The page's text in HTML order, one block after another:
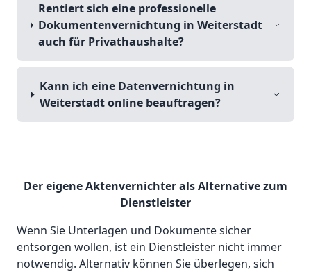
Rentiert sich eine professionelle
Dokumentenvernichtung in Weiterstadt
auch für Privathaushalte?
Kann ich eine Datenvernichtung in
Weiterstadt online beauftragen?
Der eigene Aktenvernichter als Alternative zum
Dienstleister
Wenn Sie Unterlagen und Dokumente sicher
entsorgen wollen, ist ein Dienstleister nicht immer
notwendig. Alternativ können Sie überlegen, sich